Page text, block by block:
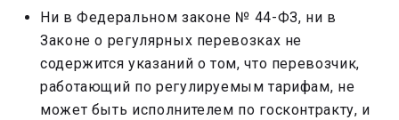
Ни в Федеральном законе № 44-ФЗ, ни в
Законе о регулярных перевозках не
содержится указаний о том, что перевозчик,
работающий по регулируемым тарифам, не
может быть исполнителем по госконтракту, и